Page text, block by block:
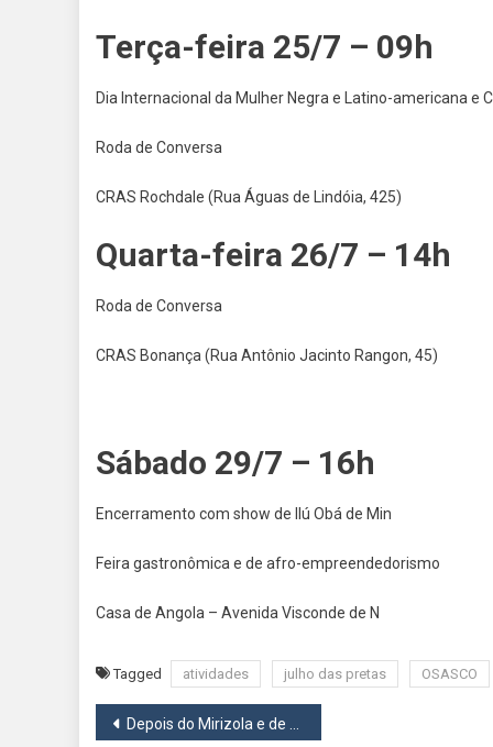
Terça-feira 25/7 – 09h
Dia Internacional da Mulher Negra e Latino-americana e
Roda de Conversa
CRAS Rochdale (Rua Águas de Lindóia, 425)
Quarta-feira 26/7 – 14h
Roda de Conversa
CRAS Bonança (Rua Antônio Jacinto Rangon, 45)
Sábado 29/7 – 16h
Encerramento com show de Ilú Obá de Min
Feira gastronômica e de afro-empreendedorismo
Casa de Angola – Avenida Visconde de N
Tagged atividades julho das pretas OSASCO
Navegação
Depois do Mirizola e de Caucaia, chegou a vez do Engenho receber o ‘Prefeitura no Seu Bairro’